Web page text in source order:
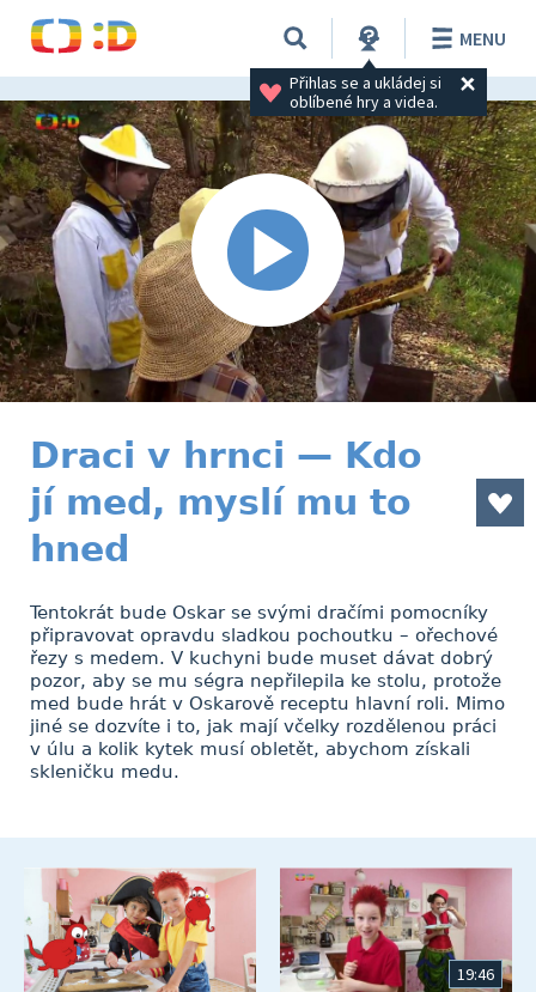
Přihlas se a ukládej si
oblíbené hry a videa.
MENU
Draci v hrnci — Kdo
jí med, myslí mu to
hned
Tentokrát bude Oskar se svými dračími pomocníky
připravovat opravdu sladkou pochoutku – ořechové
řezy s medem. V kuchyni bude muset dávat dobrý
pozor, aby se mu ségra nepřilepila ke stolu, protože
med bude hrát v Oskarově receptu hlavní roli. Mimo
jiné se dozvíte i to, jak mají včelky rozdělenou práci
v úlu a kolik kytek musí obletět, abychom získali
skleničku medu.
19:46